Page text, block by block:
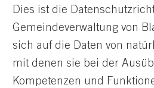
Dies ist die
Gemeindeverwaltung von
sich auf die Daten von
mit denen sie bei der
Kompetenzen und